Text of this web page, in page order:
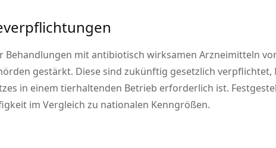
mit antibiotisch wirksamen Arzneimitteln
gestärkt. Diese sind zukünftig gesetzlich
in einem tierhaltenden Betrieb erforderlich ist.
im Vergleich zu nationalen Kenngrößen.